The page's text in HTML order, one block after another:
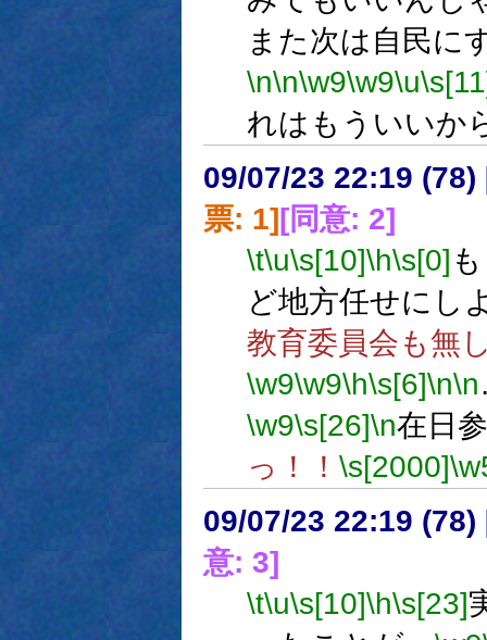
また次は自民に
\n\n\w9\w9\u
れはもういいか
09/07/23 22:19 (78)
票: 1][同意: 2]
\t\u\s[10]\h\s[0]
ど地方任せにし
教育委員会も無
\w9\w9\h\s[6]\n\n
\w9\s[26]\n在日
っ！！ \s[2000]
09/07/23 22:19 (78)
意: 3]
\t\u\s[10]\h\s[23]